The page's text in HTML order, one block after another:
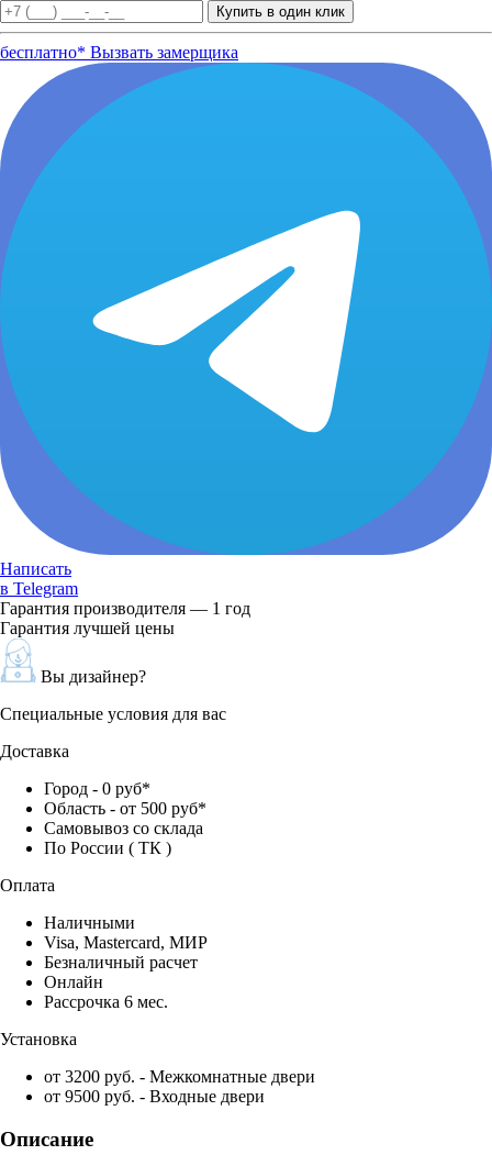
бесплатно* Вызвать замерщика
Написать
в Telegram
Гарантия производителя — 1 год
Гарантия лучшей цены
Вы дизайнер?
Специальные условия для вас
Доставка
Город - 0 руб*
Область - от 500 руб*
Самовывоз со склада
По России ( ТК )
Оплата
Наличными
Visa, Mastercard, МИР
Безналичный расчет
Онлайн
Рассрочка 6 мес.
Установка
от 3200 руб. - Межкомнатные двери
от 9500 руб. - Входные двери
Описание